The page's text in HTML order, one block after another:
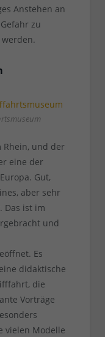
Anstehen an
zu
Rhein, und der
eine der
Gut,
aber sehr
Das ist im
und
Es
didaktische
die
Vorträge
vielen Modelle